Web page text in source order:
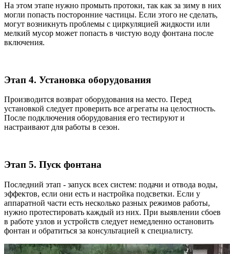
На этом этапе нужно промыть протоки, так как за зиму в них
могли попасть посторонние частицы. Если этого не сделать,
могут возникнуть проблемы с циркуляцией жидкости или
мелкий мусор может попасть в чистую воду фонтана после
включения.
Этап 4. Установка оборудования
Производится возврат оборудования на место. Перед
установкой следует проверить все агрегаты на целостность.
После подключения оборудования его тестируют и
настраивают для работы в сезон.
Этап 5. Пуск фонтана
Последний этап - запуск всех систем: подачи и отвода воды,
эффектов, если они есть и настройка подсветки. Если у
аппаратной части есть несколько разных режимов работы,
нужно протестировать каждый из них. При выявлении сбоев
в работе узлов и устройств следует немедленно остановить
фонтан и обратиться за консультацией к специалисту.